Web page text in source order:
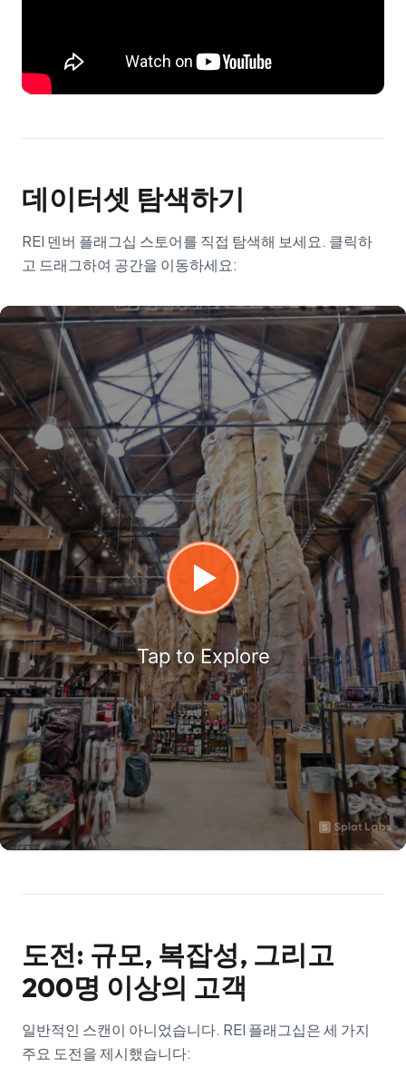
데이터셋 탐색하기
REI 덴버 플래그십 스토어를 직접 탐색해 보세요. 클릭하
고 드래그하여 공간을 이동하세요:
도전: 규모, 복잡성, 그리고
200명 이상의 고객
일반적인 스캔이 아니었습니다. REI 플래그십은 세 가지
주요 도전을 제시했습니다: